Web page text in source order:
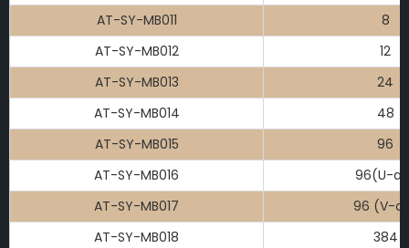
AT-SY-MB011
8
AT-SY-MB012
12
AT-SY-MB013
24
AT-SY-MB014
48
AT-SY-MB015
96
AT-SY-MB016
96(U-
AT-SY-MB017
96 (V-
AT-SY-MB018
384